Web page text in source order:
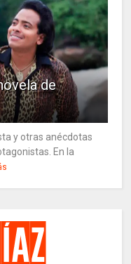
de
y otras anécdotas
En la